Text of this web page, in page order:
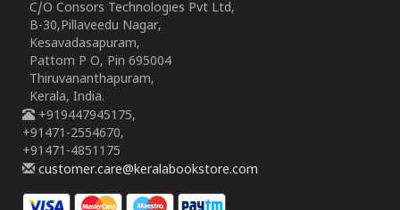
C/O Consors Technologies Pvt Ltd,
B-30,Pillaveedu Nagar,
Kesavadasapuram,
Pattom P O, Pin 695004
Thiruvananthapuram,
Kerala, India.
+919447945175,
+91471-2554670,
+91471-4851175
customer.care@keralabookstore.com